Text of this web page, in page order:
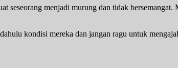
seseorang menjadi murung dan tidak
kondisi mereka dan jangan ragu untuk